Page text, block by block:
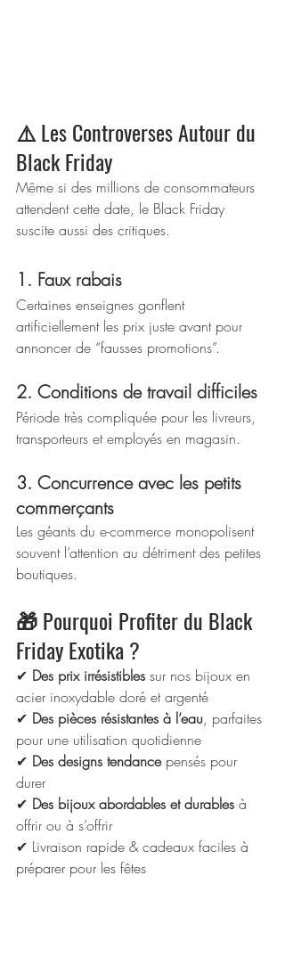
⚠️ Les Controverses Autour du
Black Friday
Même si des millions de consommateurs
attendent cette date, le Black Friday
suscite aussi des critiques.
1. Faux rabais
Certaines enseignes gonflent
artificiellement les prix juste avant pour
annoncer de “fausses promotions”.
2. Conditions de travail difficiles
Période très compliquée pour les livreurs,
transporteurs et employés en magasin.
3. Concurrence avec les petits
commerçants
Les géants du e-commerce monopolisent
souvent l’attention au détriment des petites
boutiques.
🎁 Pourquoi Profiter du Black
Friday Exotika ?
✔ Des prix irrésistibles sur nos bijoux en
acier inoxydable doré et argenté
✔ Des pièces résistantes à l’eau, parfaites
pour une utilisation quotidienne
✔ Des designs tendance pensés pour
durer
✔ Des bijoux abordables et durables à
offrir ou à s’offrir
✔ Livraison rapide & cadeaux faciles à
préparer pour les fêtes